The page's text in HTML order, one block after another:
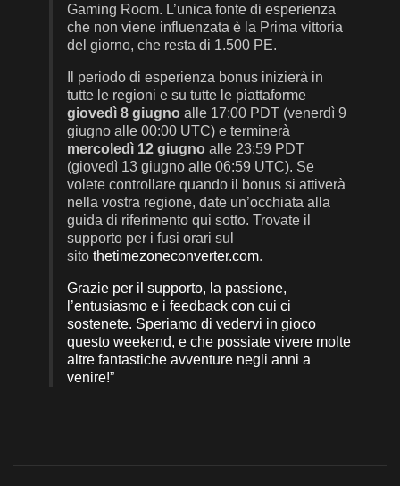
Gaming Room. L’unica fonte di esperienza
che non viene influenzata è la Prima vittoria
del giorno, che resta di 1.500 PE.
Il periodo di esperienza bonus inizierà in
tutte le regioni e su tutte le piattaforme
giovedì 8 giugno alle 17:00 PDT (venerdì 9
giugno alle 00:00 UTC) e terminerà
mercoledì 12 giugno alle 23:59 PDT
(giovedì 13 giugno alle 06:59 UTC). Se
volete controllare quando il bonus si attiverà
nella vostra regione, date un’occhiata alla
guida di riferimento qui sotto. Trovate il
supporto per i fusi orari sul
sito thetimezoneconverter.com.
Grazie per il supporto, la passione,
l’entusiasmo e i feedback con cui ci
sostenete. Speriamo di vedervi in gioco
questo weekend, e che possiate vivere molte
altre fantastiche avventure negli anni a
venire!”